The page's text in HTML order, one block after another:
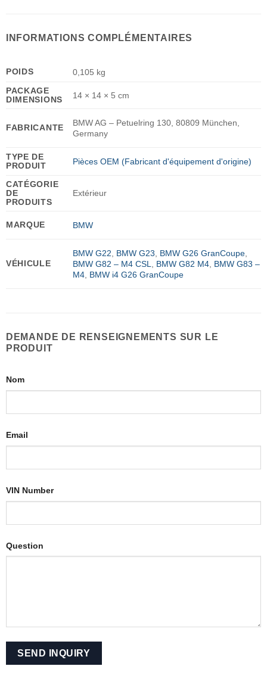
INFORMATIONS COMPLÉMENTAIRES
POIDS
0,105 kg
PACKAGE
DIMENSIONS
14 × 14 × 5 cm
FABRICANTE
BMW AG – Petuelring 130, 80809 München,
Germany
TYPE DE
PRODUIT
Pièces OEM (Fabricant d'équipement d'origine)
CATÉGORIE
DE
PRODUITS
Extérieur
MARQUE BMW
VÉHICULE
BMW G22, BMW G23, BMW G26 GranCoupe,
BMW G82 – M4 CSL, BMW G82 M4, BMW G83 –
M4, BMW i4 G26 GranCoupe
DEMANDE DE RENSEIGNEMENTS SUR LE
PRODUIT
Nom
Email
VIN Number
Question